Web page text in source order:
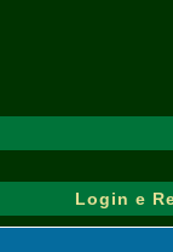
Login e